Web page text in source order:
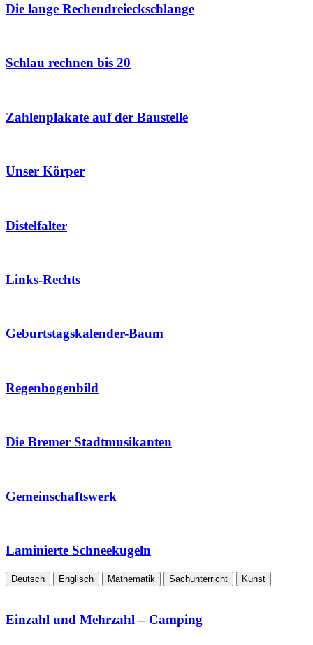
Die lange Rechendreieckschlange
Schlau rechnen bis 20
Zahlenplakate auf der Baustelle
Unser Körper
Distelfalter
Links-Rechts
Geburtstagskalender-Baum
Regenbogenbild
Die Bremer Stadtmusikanten
Gemeinschaftswerk
Laminierte Schneekugeln
Deutsch Englisch Mathematik Sachunterricht Kunst
Einzahl und Mehrzahl – Camping